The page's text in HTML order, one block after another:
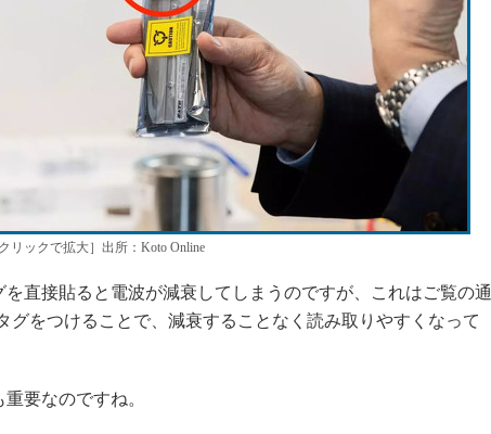
リックで拡大］出所：Koto Online
直接貼ると電波が減衰してしまうのですが、これはご覧の通
グをつけることで、減衰することなく読み取りやすくなって
要なのですね。